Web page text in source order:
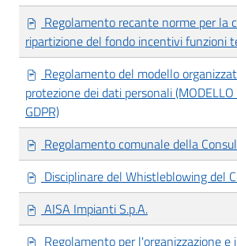
Regolamento recante norme per la
ripartizione del fondo incentivi funzioni
Regolamento del modello
protezione dei dati personali (MODELLO
GDPR)
Regolamento comunale della
Disciplinare del Whistleblowing del
AISA Impianti S.p.A.
Regolamento per l'organizzazione